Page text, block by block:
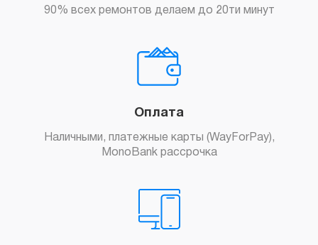
90% всех ремонтов делаем до 20ти минут
Оплата
Наличными, платежные карты (WayForPay),
MonoBank рассрочка